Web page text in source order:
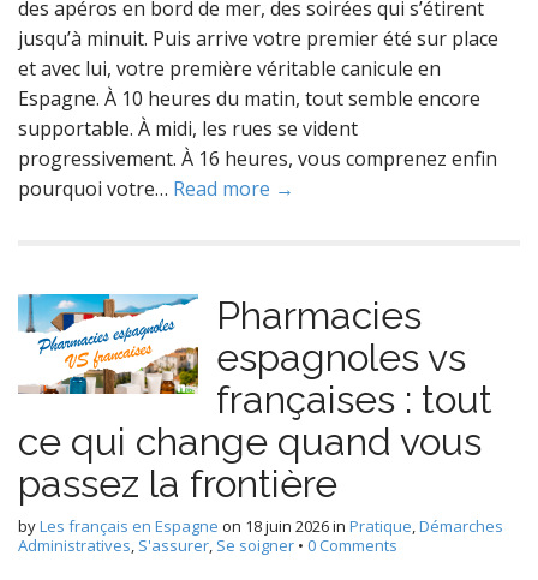
des apéros en bord de mer, des soirées qui s’étirent
jusqu’à minuit. Puis arrive votre premier été sur place
et avec lui, votre première véritable canicule en
Espagne. À 10 heures du matin, tout semble encore
supportable. À midi, les rues se vident
progressivement. À 16 heures, vous comprenez enfin
pourquoi votre… Read more →
Pharmacies
espagnoles vs
françaises : tout
ce qui change quand vous
passez la frontière
byLes français en Espagne on 18 juin 2026in Pratique,Démarches
Administratives, S'assurer, Se soigner • 0 Comments